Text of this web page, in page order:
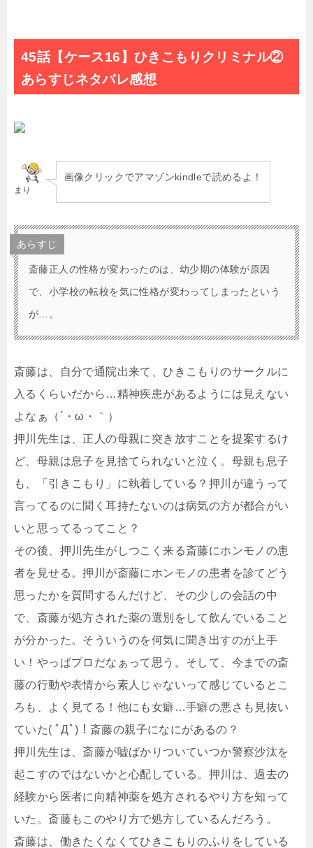
45話【ケース16】ひきこもりクリミナル②
あらすじネタバレ感想
まり
画像クリックでアマゾンkindleで読めるよ！
あらすじ
斎藤正人の性格が変わったのは、幼少期の体験が原因
で、小学校の転校を気に性格が変わってしまったという
が…。
斎藤は、自分で通院出来て、ひきこもりのサークルに
入るくらいだから…精神疾患があるようには見えない
よなぁ（´・ω・｀）
押川先生は、正人の母親に突き放すことを提案するけ
ど、母親は息子を見捨てられないと泣く。母親も息子
も、「引きこもり」に執着している？押川が違うって
言ってるのに聞く耳持たないのは病気の方が都合がい
いと思ってるってこと？
その後、押川先生がしつこく来る斎藤にホンモノの患
者を見せる。押川が斎藤にホンモノの患者を診てどう
思ったかを質問するんだけど、その少しの会話の中
で、斎藤が処方された薬の選別をして飲んでいること
が分かった。そういうのを何気に聞き出すのが上手
い！やっぱプロだなぁって思う。そして、今までの斎
藤の行動や表情から素人じゃないって感じているとこ
ろも、よく見てる！他にも女癖…手癖の悪さも見抜い
ていた( ﾟДﾟ)！斎藤の親子になにがあるの？
押川先生は、斎藤が嘘ばかりついていつか警察沙汰を
起こすのではないかと心配している。押川は、過去の
経験から医者に向精神薬を処方されるやり方を知って
いた。斎藤もこのやり方で処方しているんだろう。
斎藤は、働きたくなくてひきこもりのふりをしている